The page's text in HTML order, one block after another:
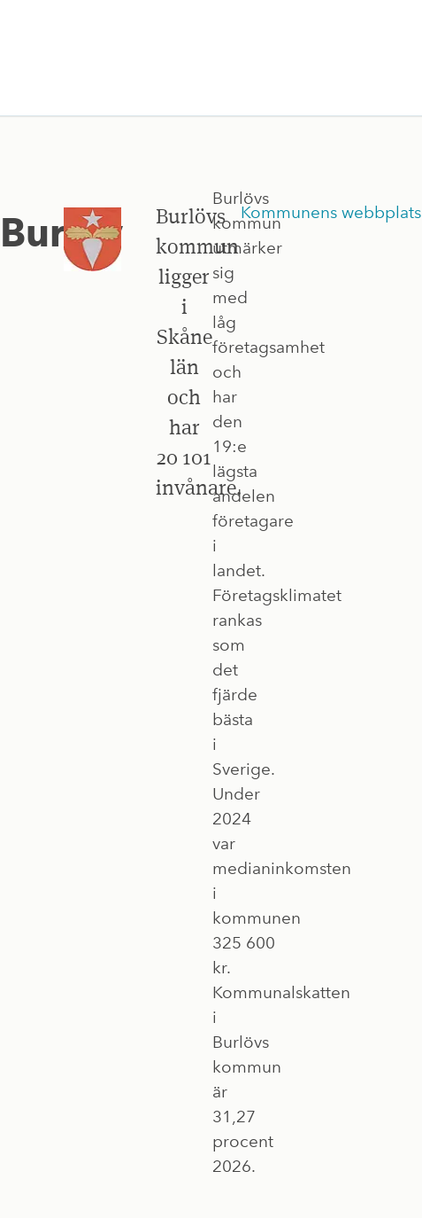
Burlöv
Burlövs
kommun
ligger
i
Skåne
län
och
har
20 101
invånare.
Burlövs
kommun
utmärker
sig
med
låg
företagsamhet
och
har
den
19:e
lägsta
andelen
företagare
i
landet.
Företagsklimatet
rankas
som
det
fjärde
bästa
i
Sverige.
Under
2024
var
medianinkomsten
i
kommunen
325 600
kr.
Kommunalskatten
i
Burlövs
kommun
är
31,27
procent
2026.
Kommunens webbplats